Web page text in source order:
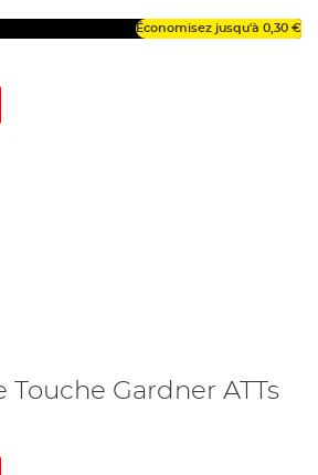
Économisez jusqu'à 0,30 €
Gardner ATTs